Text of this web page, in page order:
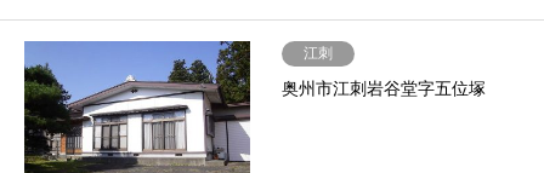
江刺
奥州市江刺岩谷堂字五位塚